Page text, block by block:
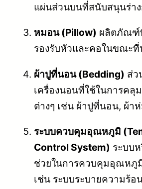
แผ่นส่วนบนที่สนับสนุนร่า
หมอน (Pillow) ผลิตภัณฑ์
รองรับหัวและคอในขณะ
ผ้าปูที่นอน (Bedding) ส่ว
เครื่องนอนที่ใช้ในการคลุ
ต่างๆ เช่น ผ้าปูที่นอน, ผ้า
ระบบควบคุมอุณหภูมิ
Control System) ระบบ
ช่วยในการควบคุมอุณหภู
เช่น ระบบระบายความร้อ